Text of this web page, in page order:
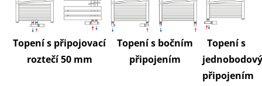
Topení s připojovací
roztečí 50 mm
Topení s bočním
připojením
Topení s
připojením